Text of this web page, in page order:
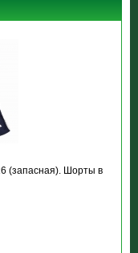
(запасная). Шорты в